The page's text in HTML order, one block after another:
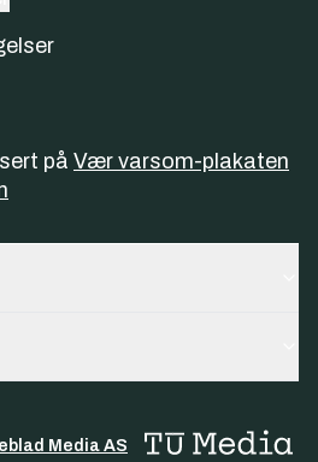
på Vær varsom-plakaten
Media AS